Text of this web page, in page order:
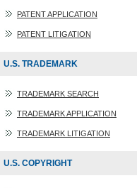
PATENT APPLICATION
PATENT LITIGATION
U.S. TRADEMARK
TRADEMARK SEARCH
TRADEMARK APPLICATION
TRADEMARK LITIGATION
U.S. COPYRIGHT